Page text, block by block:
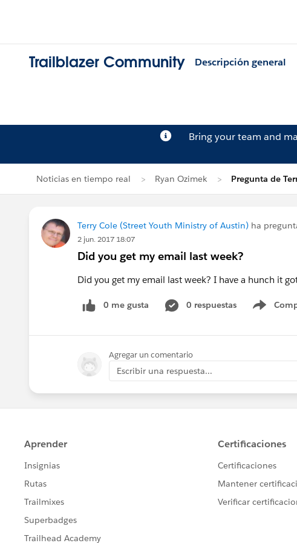
Trailblazer Community Descripción general
Bring your team and
Noticias en tiempo real Ryan Ozimek Pregunta de
Terry Cole (Street Youth Ministry of Austin) ha
2 jun. 2017 18:07
Did you get my email last week?
Did you get my email last week? I have a hunch it
0 me gusta 0 respuestas
Show
Agregar un comentario
Escribir una respuesta...